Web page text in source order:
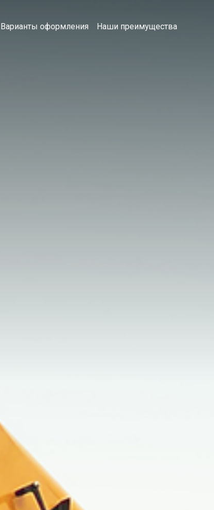
Варианты оформления Наши преимущества